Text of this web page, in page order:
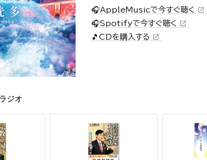
🎧AppleMusicで今すぐ聴く open_in_new
🎧Spotifyで今すぐ聴く open_in_new
🎵CDを購入する open_in_new
ジオ